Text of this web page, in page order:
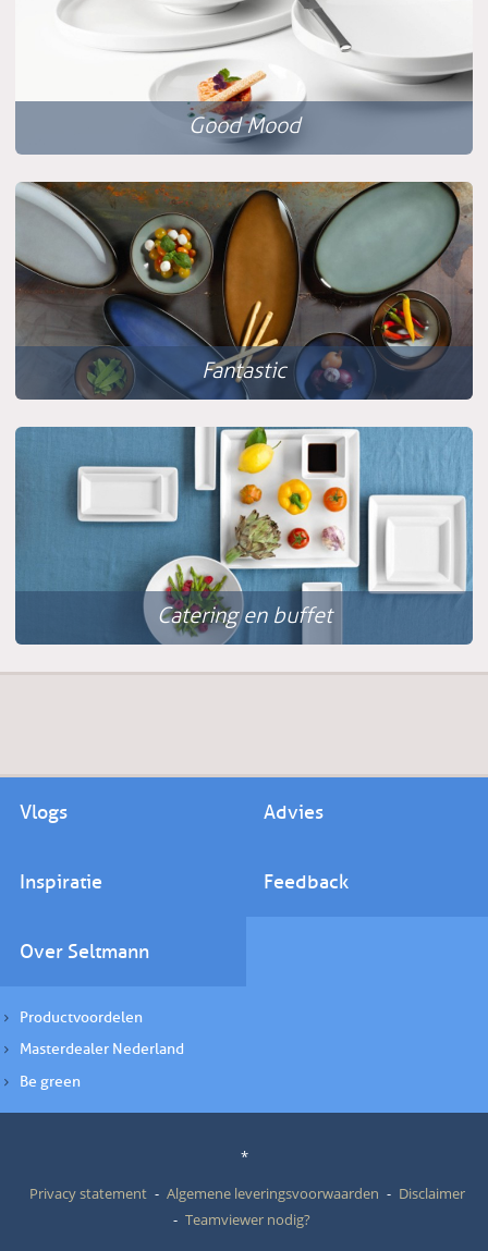
Good Mood
Fantastic
Catering en buffet
Vlogs Advies
Inspiratie Feedback
Over Seltmann
Productvoordelen
Masterdealer Nederland
Be green
*
Privacy statement
Algemene leveringsvoorwaarden
Disclaimer
Teamviewer nodig?